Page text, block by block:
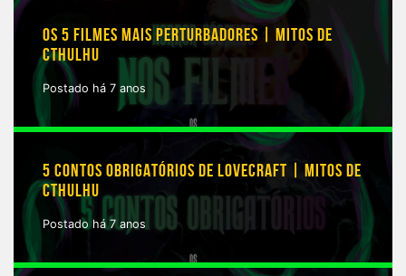
OS 5 FILMES MAIS PERTURBADORES | MITOS DE
CTHULHU
Postado há 7 anos
5 CONTOS OBRIGATÓRIOS DE LOVECRAFT | MITOS DE
CTHULHU
Postado há 7 anos